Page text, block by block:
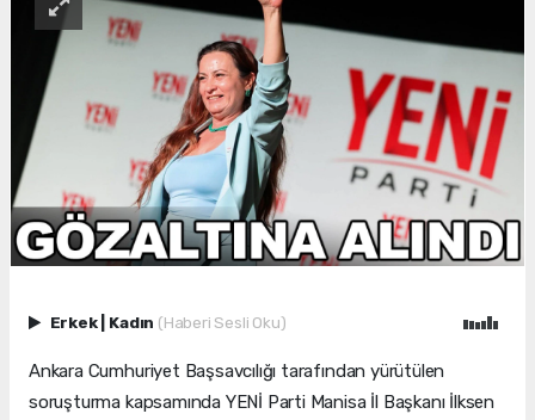
Erkek Kadın (Haberi Sesli Oku)
Ankara Cumhuriyet Başsavcılığı tarafından yürütülen
soruşturma kapsamında YENİ Parti Manisa İl Başkanı İlksen